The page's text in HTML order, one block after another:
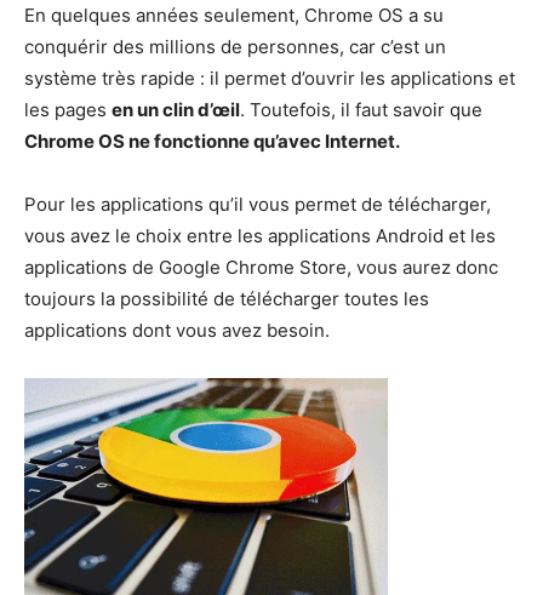
En quelques années seulement, Chrome OS a su
conquérir des millions de personnes, car c’est un
système très rapide : il permet d’ouvrir les applications et
les pages en un clin d’œil. Toutefois, il faut savoir que
Chrome OS ne fonctionne qu’avec Internet.
Pour les applications qu’il vous permet de télécharger,
vous avez le choix entre les applications Android et les
applications de Google Chrome Store, vous aurez donc
toujours la possibilité de télécharger toutes les
applications dont vous avez besoin.